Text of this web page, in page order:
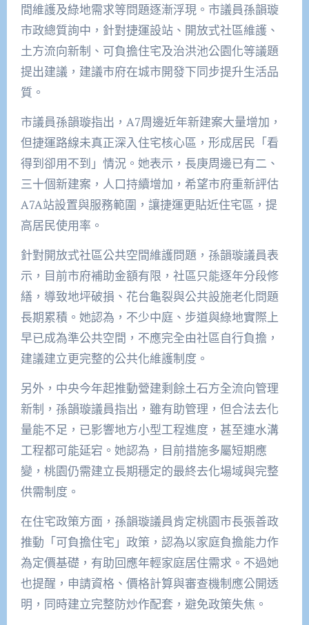
間維護及綠地需求等問題逐漸浮現。市議員孫韻璇
市政總質詢中，針對捷運設站、開放式社區維護、
土方流向新制、可負擔住宅及治洪池公園化等議題
提出建議，建議市府在城市開發下同步提升生活品
質。
市議員孫韻璇指出，A7周邊近年新建案大量增加，
但捷運路線未真正深入住宅核心區，形成居民「看
得到卻用不到」情況。她表示，長庚周邊已有二、
三十個新建案，人口持續增加，希望市府重新評估
A7A站設置與服務範圍，讓捷運更貼近住宅區，提
高居民使用率。
針對開放式社區公共空間維護問題，孫韻璇議員表
示，目前市府補助金額有限，社區只能逐年分段修
繕，導致地坪破損、花台龜裂與公共設施老化問題
長期累積。她認為，不少中庭、步道與綠地實際上
早已成為準公共空間，不應完全由社區自行負擔，
建議建立更完整的公共化維護制度。
另外，中央今年起推動營建剩餘土石方全流向管理
新制，孫韻璇議員指出，雖有助管理，但合法去化
量能不足，已影響地方小型工程進度，甚至連水溝
工程都可能延宕。她認為，目前措施多屬短期應
變，桃園仍需建立長期穩定的最終去化場域與完整
供需制度。
在住宅政策方面，孫韻璇議員肯定桃園市長張善政
推動「可負擔住宅」政策，認為以家庭負擔能力作
為定價基礎，有助回應年輕家庭居住需求。不過她
也提醒，申請資格、價格計算與審查機制應公開透
明，同時建立完整防炒作配套，避免政策失焦。